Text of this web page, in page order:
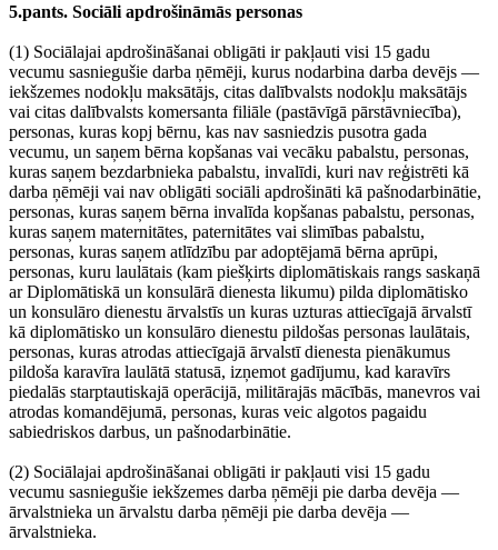
5.pants. Sociāli apdrošināmās personas
(1) Sociālajai apdrošināšanai obligāti ir pakļauti visi 15 gadu
vecumu sasniegušie darba ņēmēji, kurus nodarbina darba devējs —
iekšzemes nodokļu maksātājs, citas dalībvalsts nodokļu maksātājs
vai citas dalībvalsts komersanta filiāle (pastāvīgā pārstāvniecība),
personas, kuras kopj bērnu, kas nav sasniedzis pusotra gada
vecumu, un saņem bērna kopšanas vai vecāku pabalstu, personas,
kuras saņem bezdarbnieka pabalstu, invalīdi, kuri nav reģistrēti kā
darba ņēmēji vai nav obligāti sociāli apdrošināti kā pašnodarbinātie,
personas, kuras saņem bērna invalīda kopšanas pabalstu, personas,
kuras saņem maternitātes, paternitātes vai slimības pabalstu,
personas, kuras saņem atlīdzību par adoptējamā bērna aprūpi,
personas, kuru laulātais (kam piešķirts diplomātiskais rangs saskaņā
ar Diplomātiskā un konsulārā dienesta likumu) pilda diplomātisko
un konsulāro dienestu ārvalstīs un kuras uzturas attiecīgajā ārvalstī
kā diplomātisko un konsulāro dienestu pildošas personas laulātais,
personas, kuras atrodas attiecīgajā ārvalstī dienesta pienākumus
pildoša karavīra laulātā statusā, izņemot gadījumu, kad karavīrs
piedalās starptautiskajā operācijā, militārajās mācībās, manevros vai
atrodas komandējumā, personas, kuras veic algotos pagaidu
sabiedriskos darbus, un pašnodarbinātie.
(2) Sociālajai apdrošināšanai obligāti ir pakļauti visi 15 gadu
vecumu sasniegušie iekšzemes darba ņēmēji pie darba devēja —
ārvalstnieka un ārvalstu darba ņēmēji pie darba devēja —
ārvalstnieka.